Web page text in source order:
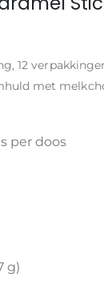
12
met
per doos
g)